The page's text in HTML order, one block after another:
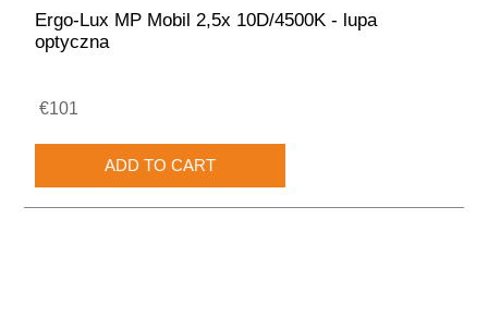
Ergo-Lux MP Mobil 2,5x 10D/4500K - lupa
optyczna
€101